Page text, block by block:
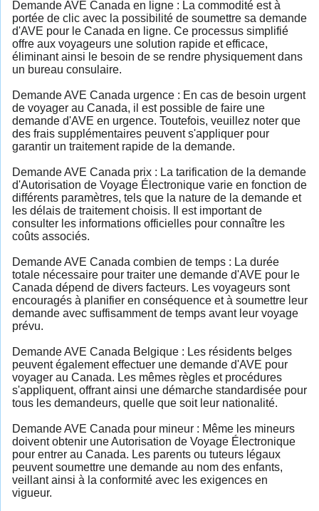
Demande AVE Canada en ligne : La commodité est à
portée de clic avec la possibilité de soumettre sa demande
d'AVE pour le Canada en ligne. Ce processus simplifié
offre aux voyageurs une solution rapide et efficace,
éliminant ainsi le besoin de se rendre physiquement dans
un bureau consulaire.
Demande AVE Canada urgence : En cas de besoin urgent
de voyager au Canada, il est possible de faire une
demande d'AVE en urgence. Toutefois, veuillez noter que
des frais supplémentaires peuvent s'appliquer pour
garantir un traitement rapide de la demande.
Demande AVE Canada prix : La tarification de la demande
d'Autorisation de Voyage Électronique varie en fonction de
différents paramètres, tels que la nature de la demande et
les délais de traitement choisis. Il est important de
consulter les informations officielles pour connaître les
coûts associés.
Demande AVE Canada combien de temps : La durée
totale nécessaire pour traiter une demande d'AVE pour le
Canada dépend de divers facteurs. Les voyageurs sont
encouragés à planifier en conséquence et à soumettre leur
demande avec suffisamment de temps avant leur voyage
prévu.
Demande AVE Canada Belgique : Les résidents belges
peuvent également effectuer une demande d'AVE pour
voyager au Canada. Les mêmes règles et procédures
s'appliquent, offrant ainsi une démarche standardisée pour
tous les demandeurs, quelle que soit leur nationalité.
Demande AVE Canada pour mineur : Même les mineurs
doivent obtenir une Autorisation de Voyage Électronique
pour entrer au Canada. Les parents ou tuteurs légaux
peuvent soumettre une demande au nom des enfants,
veillant ainsi à la conformité avec les exigences en
vigueur.